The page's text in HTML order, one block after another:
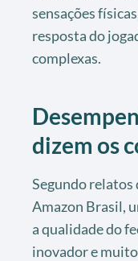
sensações
resposta do
complexas.
dizem os
Segundo relatos
Amazon Brasil,
a qualidade do
inovador e